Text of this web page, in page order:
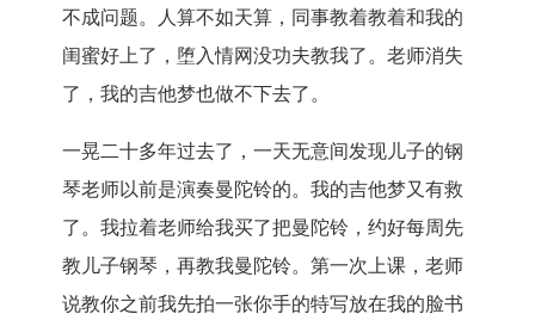
不成问题。
人算不如天算，同事教着教着和我的
闺蜜好上了， 堕入情网没功夫教我了。老师消失
了，我的吉他梦也做不下去了。
一晃二十多年过去了， 一天无意间发现儿子的钢
琴老师以前是演奏曼陀铃的。 我的吉他梦又有救
了。我拉着老师给我买了把曼陀铃， 约好每周先
教儿子钢琴，再教我曼陀铃。第一次上课， 老师
说教你之前我先拍一张你手的特写放在我的脸书